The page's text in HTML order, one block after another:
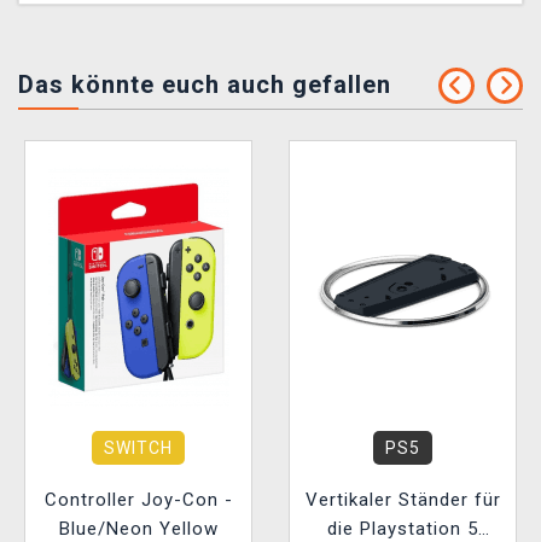
Das könnte euch auch gefallen
SWITCH
Controller Joy-Con -
Blue/Neon Yellow
PS5
Vertikaler Ständer für
die Playstation 5